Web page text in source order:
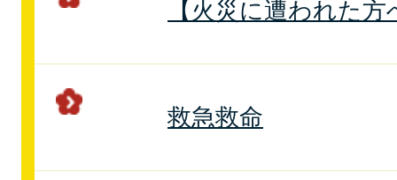
【火災に遭われた方
救急救命